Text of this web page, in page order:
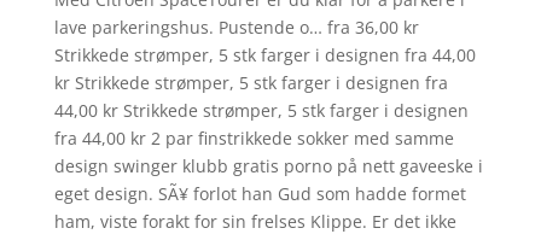
lave parkeringshus. Pustende o… fra 36,00 kr
Strikkede strømper, 5 stk farger i designen fra 44,00
kr Strikkede strømper, 5 stk farger i designen fra
44,00 kr Strikkede strømper, 5 stk farger i designen
fra 44,00 kr 2 par finstrikkede sokker med samme
design swinger klubb gratis porno på nett gaveeske i
eget design. SÃ¥ forlot han Gud som hadde formet
ham, viste forakt for sin frelses Klippe. Er det ikke